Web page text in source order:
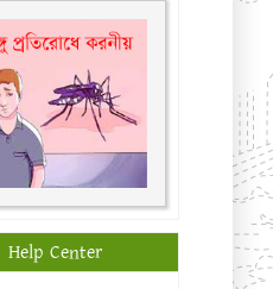
Help Center